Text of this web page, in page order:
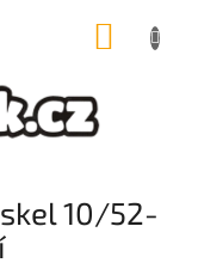
10/52-